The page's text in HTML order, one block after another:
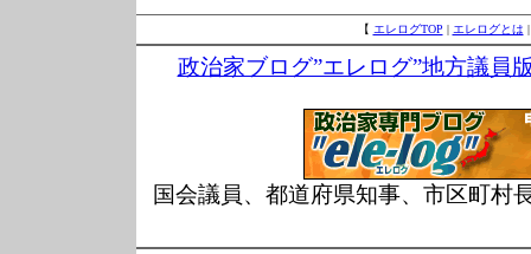
【 エレログTOP エレログとは
政治家ブログ”エレログ”地方議員
国会議員、都道府県知事、市区町村